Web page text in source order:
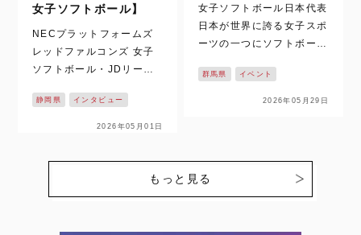
女子ソフトボール】
NECプラットフォームズ
レッドファルコンズ 女子
ソフトボール・JDリーグ
開幕！！ 静岡県掛川市を
拠点に活動し、悲願の日本
コンズ】の戦いが始まりま
静岡県 インタビュー
2026年05月01日
女子ソフトボール日本代表
日本が世界に誇る女子スポ
ーツの一つにソフトボール
くの国際大会でも、表彰台
に上がってきた日本代表。
群馬県 イベント
2026年05月29日
もっと見る